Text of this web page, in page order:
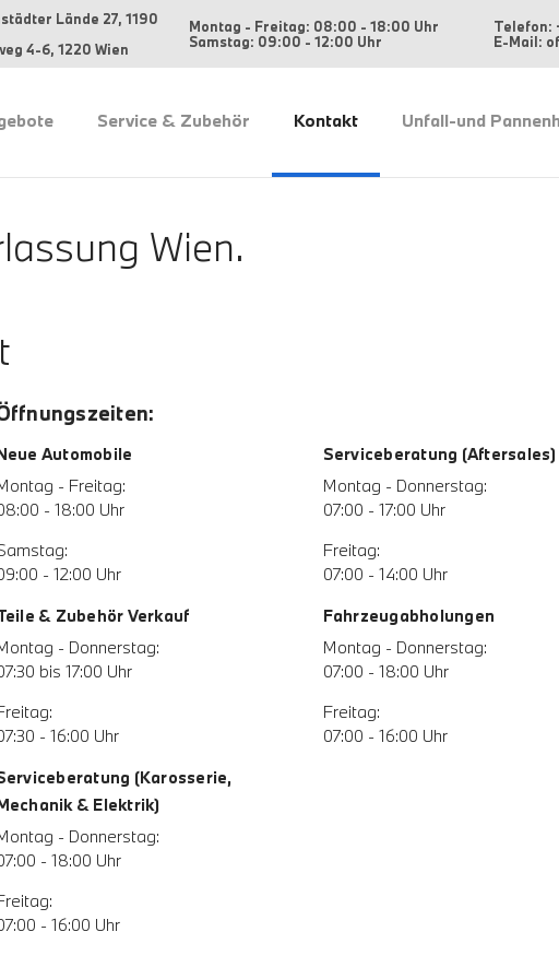
Lände 27, 1190
4-6, 1220 Wien
Montag - Freitag: 08:00 - 18:00 Uhr
Samstag: 09:00 - 12:00 Uhr
Telefon:
E-Mail:
Service & Zubehör Kontakt Unfall-und
Wien.
Automobile
- Freitag:
- 18:00 Uhr
- 12:00 Uhr
& Zubehör Verkauf
- Donnerstag:
bis 17:00 Uhr
- 16:00 Uhr
(Karosserie,
& Elektrik)
- Donnerstag:
- 18:00 Uhr
- 16:00 Uhr
Serviceberatung (Aftersales)
Montag - Donnerstag:
07:00 - 17:00 Uhr
Freitag:
07:00 - 14:00 Uhr
Fahrzeugabholungen
Montag - Donnerstag:
07:00 - 18:00 Uhr
Freitag:
07:00 - 16:00 Uhr